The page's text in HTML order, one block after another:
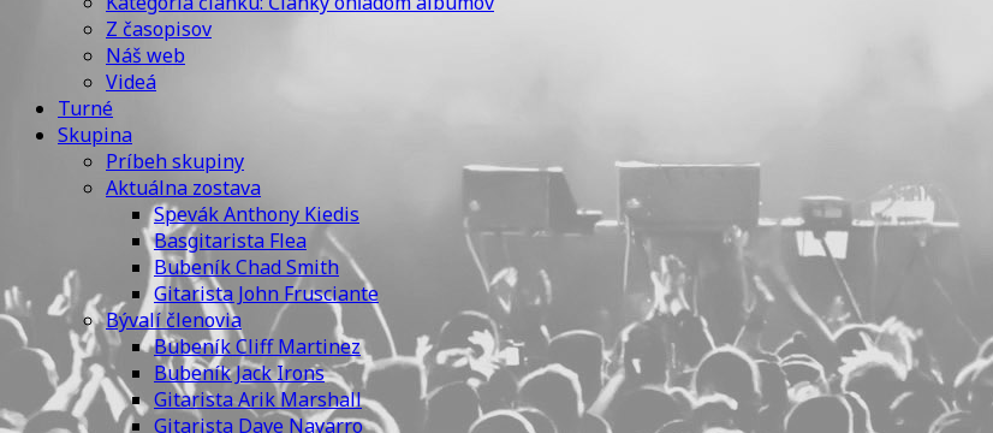
Z časopisov
Náš web
Videá
Turné
Skupina
Príbeh skupiny
Aktuálna zostava
Spevák Anthony Kiedis
Basgitarista Flea
Bubeník Chad Smith
Gitarista John Frusciante
Bývalí členovia
Bubeník Cliff Martinez
Bubeník Jack Irons
Gitarista Arik Marshall
Gitarista Dave Navarro